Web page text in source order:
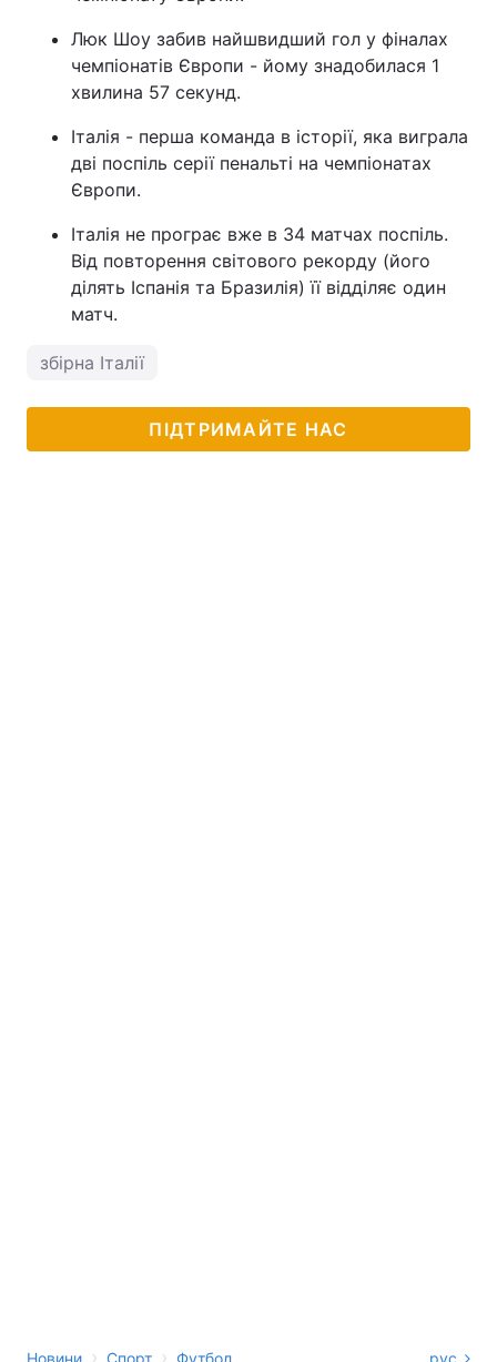
Люк Шоу забив найшвидший гол у фіналах
чемпіонатів Європи - йому знадобилася 1
хвилина 57 секунд.
Італія - перша команда в історії, яка виграла
дві поспіль серії пенальті на чемпіонатах
Європи.
Італія не програє вже в 34 матчах поспіль.
Від повторення світового рекорду (його
ділять Іспанія та Бразилія) її відділяє один
матч.
збірна Італії
ПІДТРИМАЙТЕ НАС
Новини › Спорт › Футбол рус